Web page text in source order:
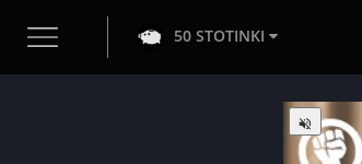
50 STOTINKI